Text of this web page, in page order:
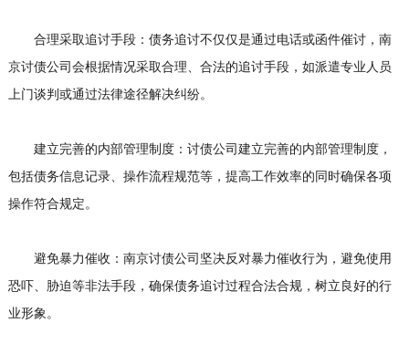
合理采取追讨手段：债务追讨不仅仅是通过电话或函件催讨，南
京讨债公司会根据情况采取合理、合法的追讨手段，如派遣专业人员
上门谈判或通过法律途径解决纠纷。
建立完善的内部管理制度：讨债公司建立完善的内部管理制度，
包括债务信息记录、操作流程规范等，提高工作效率的同时确保各项
操作符合规定。
避免暴力催收：南京讨债公司坚决反对暴力催收行为，避免使用
恐吓、胁迫等非法手段，确保债务追讨过程合法合规，树立良好的行
业形象。